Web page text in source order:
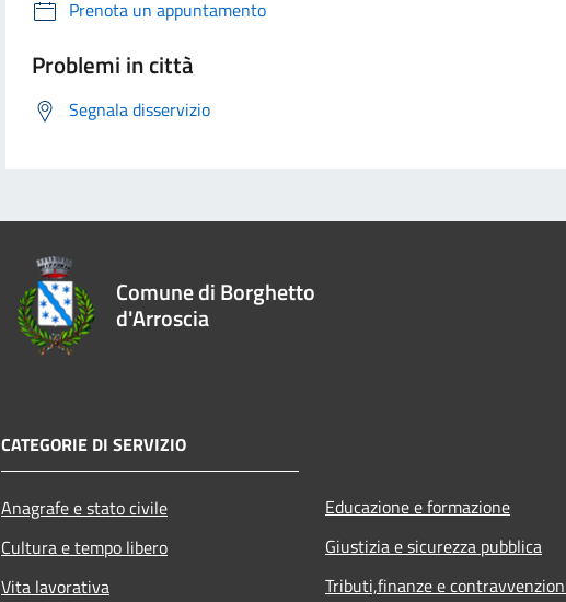
Prenota un appuntamento
Problemi in città
Segnala disservizio
Comune di Borghetto
d'Arroscia
CATEGORIE DI SERVIZIO
Anagrafe e stato civile
Cultura e tempo libero
Vita lavorativa
Educazione e formazione
Giustizia e sicurezza pubblica
Tributi,finanze e